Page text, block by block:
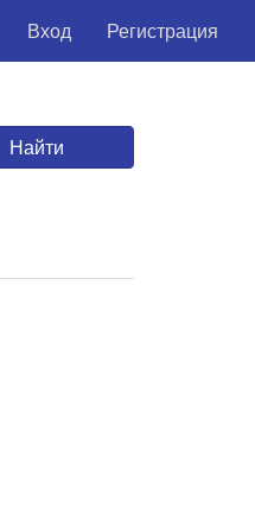
Вход Регистрация
Найти